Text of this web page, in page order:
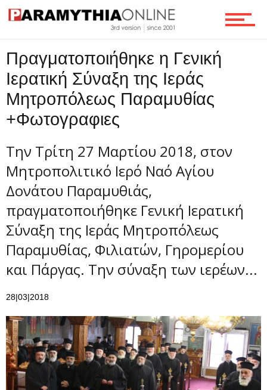
Πραγματοποιήθηκε η Γενική
Ιερατική Σύναξη της Ιεράς
Μητροπόλεως Παραμυθίας
+Φωτογραφιες
Την Τρίτη 27 Μαρτίου 2018, στον
Μητροπολιτικό Ιερό Ναό Αγίου
Δονάτου Παραμυθιάς,
πραγματοποιήθηκε Γενική Ιερατική
Σύναξη της Ιεράς Μητροπόλεως
Παραμυθίας, Φιλιατών, Γηρομερίου
και Πάργας. Την σύναξη των ιερέων...
28|03|2018